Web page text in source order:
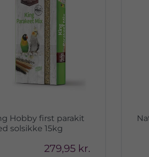
Hobby first parakit
solsikke 15kg
279,95 kr.